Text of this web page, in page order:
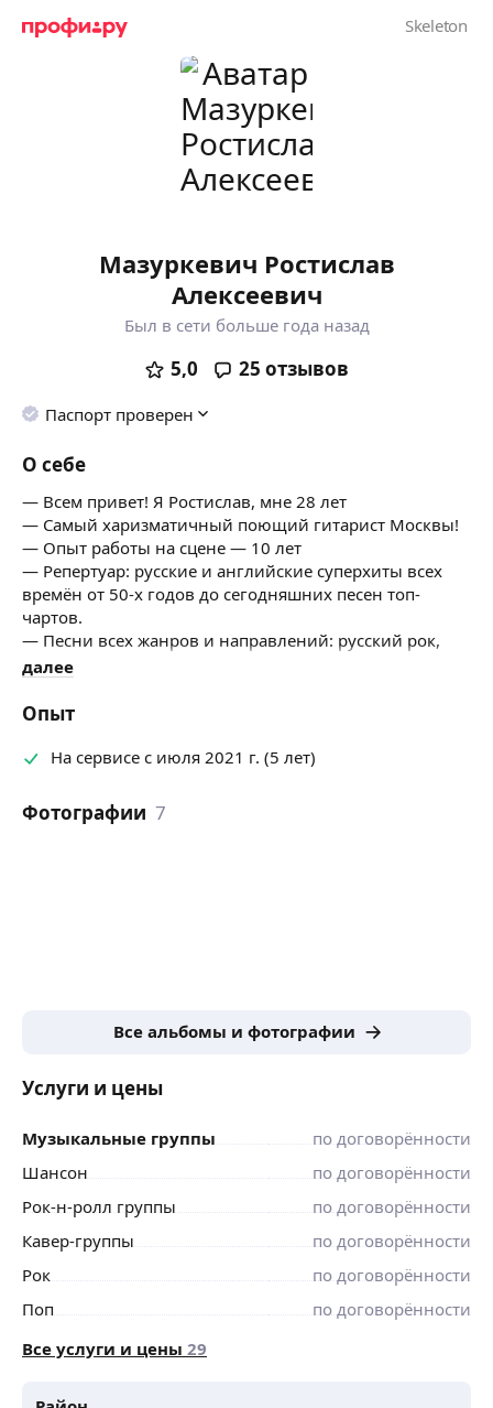
Мазуркевич Ростислав
Алексеевич
Был в сети больше года назад
5,0 25 отзывов
Паспорт проверен
О себе
— Всем привет! Я Ростислав, мне 28 лет
— Самый харизматичный поющий гитарист Москвы!
— Опыт работы на сцене — 10 лет
— Репертуар: русские и английские суперхиты всех
времён от 50-х годов до сегодняшних песен топ-
чартов.
— Песни всех жанров и направлений: русский рок,
поп, шансон, бардовские песни, одесские песни,
— Сопровождение любых мероприятий: банкет,
юбилей, песни у костра, заказать песню, серенада под
музыки в кафе, бар или ресторан, встреча гостей,
— Пунктуальный
— Также пишу песни и стихи на заказ в любой
Звоните! Буду рад сотрудничеству!
далее
Опыт
На сервисе с июля 2021 г. (5 лет)
Фотографии 7
Все альбомы и фотографии
Услуги и цены
Музыкальные группы
по договорённости
Шансон
по договорённости
Рок-н-ролл группы
по договорённости
Кавер-группы
по договорённости
Рок
по договорённости
Поп
по договорённости
Все услуги и цены 29